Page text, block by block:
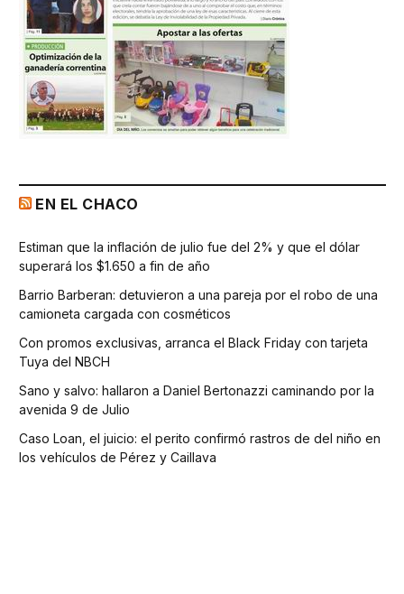
EN EL CHACO
Estiman que la inflación de julio fue del 2% y que el dólar
superará los $1.650 a fin de año
Barrio Barberan: detuvieron a una pareja por el robo de una
camioneta cargada con cosméticos
Con promos exclusivas, arranca el Black Friday con tarjeta
Tuya del NBCH
Sano y salvo: hallaron a Daniel Bertonazzi caminando por la
avenida 9 de Julio
Caso Loan, el juicio: el perito confirmó rastros de del niño en
los vehículos de Pérez y Caillava